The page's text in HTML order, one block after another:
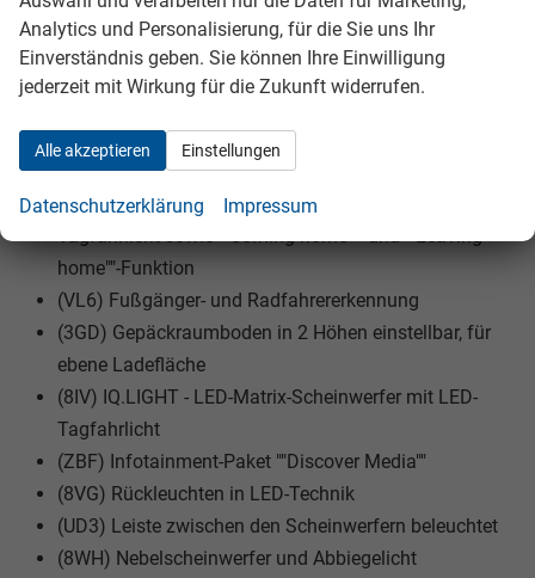
(5TT) Dekoreinlagen ""Grey Anondized Matt"" für
Instrumententafel und Türverkleidungen vorn
(PDR) Design-Paket ""Black Roof""
(7M9) Einstiegsleisten vorn mit ""R-Line""-Logo
(4KF) Seitenscheiben ab B-Säule abgedunkelt
(9I5) Fahrlichtschaltung automatisch, mit LED-
Tagfahrlicht sowie ""Coming home""- und ""Leaving
home""-Funktion
(VL6) Fußgänger- und Radfahrererkennung
(3GD) Gepäckraumboden in 2 Höhen einstellbar, für
ebene Ladefläche
(8IV) IQ.LIGHT - LED-Matrix-Scheinwerfer mit LED-
Tagfahrlicht
(ZBF) Infotainment-Paket ""Discover Media""
(8VG) Rückleuchten in LED-Technik
(UD3) Leiste zwischen den Scheinwerfern beleuchtet
(8WH) Nebelscheinwerfer und Abbiegelicht
Analytics und Personalisierung, für die Sie uns Ihr
Einverständnis geben. Sie können Ihre Einwilligung
jederzeit mit Wirkung für die Zukunft widerrufen.
Alle akzeptieren Einstellungen
Datenschutzerklärung Impressum